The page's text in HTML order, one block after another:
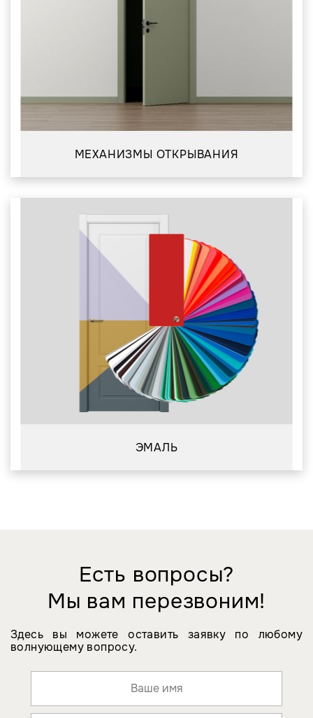
МЕХАНИЗМЫ ОТКРЫВАНИЯ
ЭМАЛЬ
Есть вопросы?
Мы вам перезвоним!
Здесь вы можете оставить заявку по любому
волнующему вопросу.